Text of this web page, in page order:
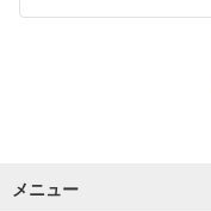
メニュー